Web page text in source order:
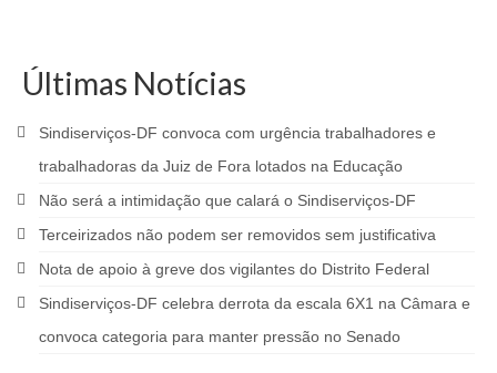
Últimas Notícias
Sindiserviços-DF convoca com urgência trabalhadores e
trabalhadoras da Juiz de Fora lotados na Educação
Não será a intimidação que calará o Sindiserviços-DF
Terceirizados não podem ser removidos sem justificativa
Nota de apoio à greve dos vigilantes do Distrito Federal
Sindiserviços-DF celebra derrota da escala 6X1 na Câmara e
convoca categoria para manter pressão no Senado